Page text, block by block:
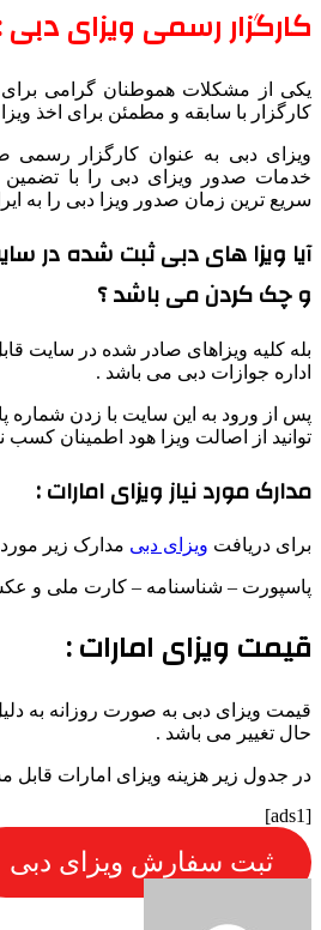
کارگزار رسمی ویزای دبی
یکی از مشکلات هموطنان گرامی برای
کارگزار با سابقه و مطمئن برای اخذ
ویزای دبی به عنوان کارگزار رسمی
خدمات صدور ویزای دبی را با تضمین
سریع ترین زمان صدور ویزا دبی را به
آیا ویزا های دبی ثبت شده در
و چک کردن می باشد ؟
بله کلیه ویزاهای صادر شده در سایت
اداره جوازات دبی می باشد .
پس از ورود به این سایت با زدن شماره
توانید از اصالت ویزا هود اطمینان کسب
مدارک مورد نیاز ویزای امارات :
برای دریافت ویزای دبی مدارک زیر
پاسپورت – شناسنامه – کارت ملی و
قیمت ویزای امارات :
قیمت ویزای دبی به صورت روزانه به
حال تغییر می باشد .
در جدول زیر هزینه ویزای امارات قابل
[ads1]
ثبت سفارش ویزای دبی